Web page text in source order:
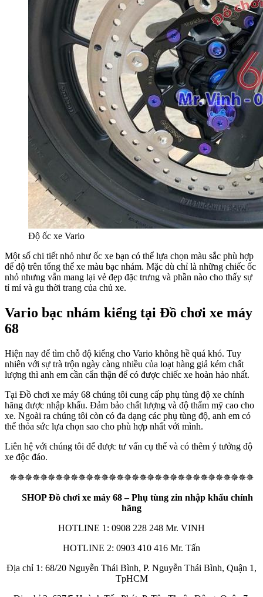
Độ ốc xe Vario
Một số chi tiết nhỏ như ốc xe bạn có thể lựa chọn màu sắc phù hợp
để độ trên tổng thể xe màu bạc nhám. Mặc dù chỉ là những chiếc ốc
nhỏ nhưng vẫn mang lại vẻ đẹp đặc trưng và phần nào cho thấy sự
tỉ mỉ và gu thời trang của chủ xe.
Vario bạc nhám kiểng tại Đồ chơi xe máy
68
Hiện nay để tìm chỗ độ kiểng cho Vario không hề quá khó. Tuy
nhiên với sự trà trộn ngày càng nhiều của loạt hàng giả kém chất
lượng thì anh em cần cẩn thận để có được chiếc xe hoàn hảo nhất.
Tại Đồ chơi xe máy 68 chúng tôi cung cấp phụ tùng độ xe chính
hãng được nhập khẩu. Đảm bảo chất lượng và độ thẩm mỹ cao cho
xe. Ngoài ra chúng tôi còn có đa dạng các phụ tùng độ, anh em có
thể thỏa sức lựa chọn sao cho phù hợp nhất với mình.
Liên hệ với chúng tôi để được tư vấn cụ thể và có thêm ý tưởng độ
xe độc đáo.
✵✵✵✵✵✵✵✵✵✵✵✵✵✵✵✵✵✵✵✵✵✵✵✵✵✵✵✵✵✵✵✵
SHOP Đồ chơi xe máy 68 – Phụ tùng zin nhập khẩu chính
hãng
HOTLINE 1: 0908 228 248 Mr. VINH
HOTLINE 2: 0903 410 416 Mr. Tấn
Địa chỉ 1: 68/20 Nguyễn Thái Bình, P. Nguyễn Thái Bình, Quận 1,
TpHCM